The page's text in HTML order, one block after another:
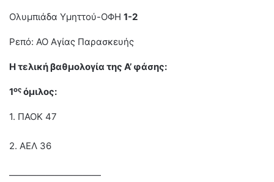
Ολυμπιάδα Υμηττού-ΟΦΗ 1-2
Ρεπό: ΑΟ Αγίας Παρασκευής
Η τελική βαθμολογία της Α’ φάσης:
1ος όμιλος:
1. ΠΑΟΚ 47
2. ΑΕΛ 36
——————————